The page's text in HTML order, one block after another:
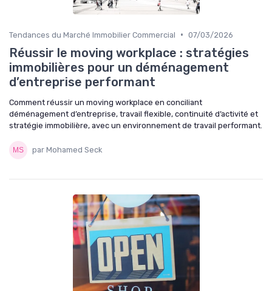
Tendances du Marché Immobilier Commercial • 07/03/2026
Réussir le moving workplace : stratégies
immobilières pour un déménagement
d’entreprise performant
Comment réussir un moving workplace en conciliant
déménagement d’entreprise, travail flexible, continuité d’activité et
stratégie immobilière, avec un environnement de travail performant.
par Mohamed Seck